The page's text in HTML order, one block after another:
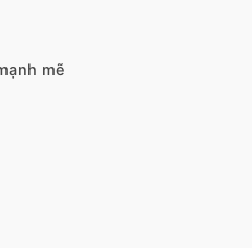
mẽ